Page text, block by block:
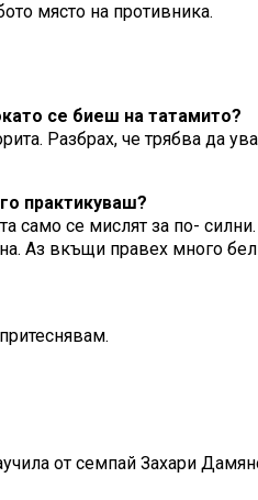
място на противника.
се биеш на татамито?
Разбрах, че трябва да
практикуваш?
само се мислят за по-
Аз вкъщи правех много
от семпай Захари